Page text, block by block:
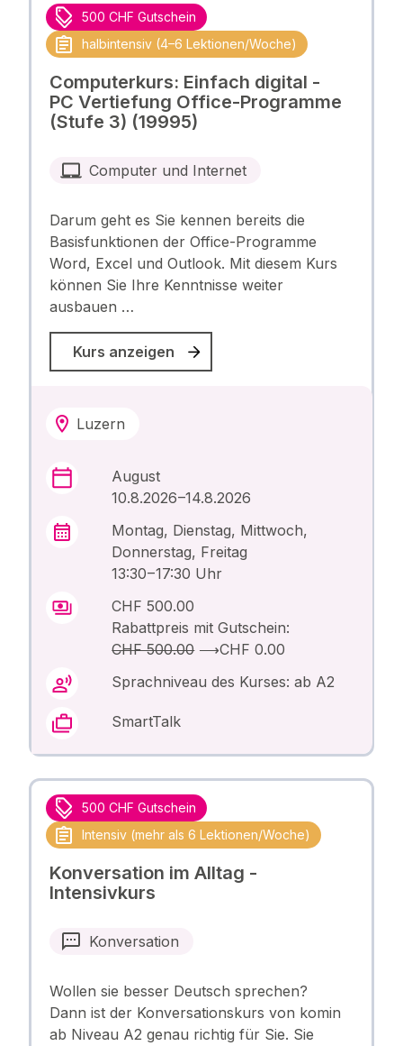
500 CHF Gutschein
halbintensiv (4–6 Lektionen/Woche)
Computerkurs: Einfach digital -
PC Vertiefung Office-Programme
(Stufe 3) (19995)
Computer und Internet
Darum geht es Sie kennen bereits die
Basisfunktionen der Office-Programme
Word, Excel und Outlook. Mit diesem Kurs
können Sie Ihre Kenntnisse weiter
ausbauen …
Kurs anzeigen
Luzern
August
10.8.2026 –14.8.2026
Montag, Dienstag, Mittwoch,
Donnerstag, Freitag
13:30 – 17:30 Uhr
CHF 500.00
Rabattpreis mit Gutschein:
CHF 500.00⟶CHF 0.00
Sprachniveau des Kurses: ab A2
SmartTalk
500 CHF Gutschein
Intensiv (mehr als 6 Lektionen/Woche)
Konversation im Alltag -
Intensivkurs
Konversation
Wollen sie besser Deutsch sprechen?
Dann ist der Konversationskurs von komin
ab Niveau A2 genau richtig für Sie. Sie